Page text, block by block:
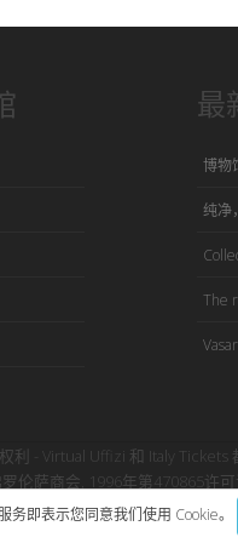
最
博物
纯净
The
- Virtual Uffizi 和 Italy Tickets
罗伦萨商会, 1996年第470865许
Uffizi”条款与细则 -隐私政策
务即表示您同意我们使用 Cookie。